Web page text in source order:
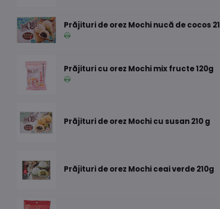
Prăjituri de orez Mochi nucă de cocos
Prăjituri cu orez Mochi mix fructe 120g
Prăjituri de orez Mochi cu susan 210 g
Prăjituri de orez Mochi ceai verde 210g